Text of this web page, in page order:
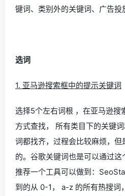
键词、类别外的关键词、广告投
选词
1. 亚马逊搜索框中的提示关键词
选择5个左右词根 ，在亚马逊
方式查找， 所有类目下的关键
词都找齐，过程会比较麻烦，
的。谷歌关键词也是可以通过
推荐一个工具可以做到：
到的从 0-1， a-z 的所有热搜词